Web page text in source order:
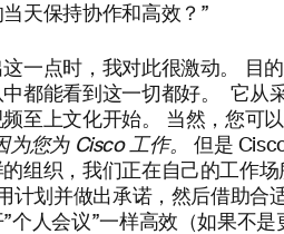
天保持协作和高效？”
一点时，我对此很激动。 目
都能看到这一切都好。 它从
至上文化开始。 当然，您可
为您为 Cisco 工作。 但是
组织，我们正在自己的工作场
计划并做出承诺，然后借助合
个人会议”一样高效（如果不是